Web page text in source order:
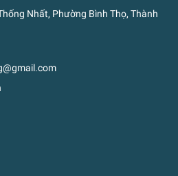
Nhất, Phường Bình Thọ, Thành